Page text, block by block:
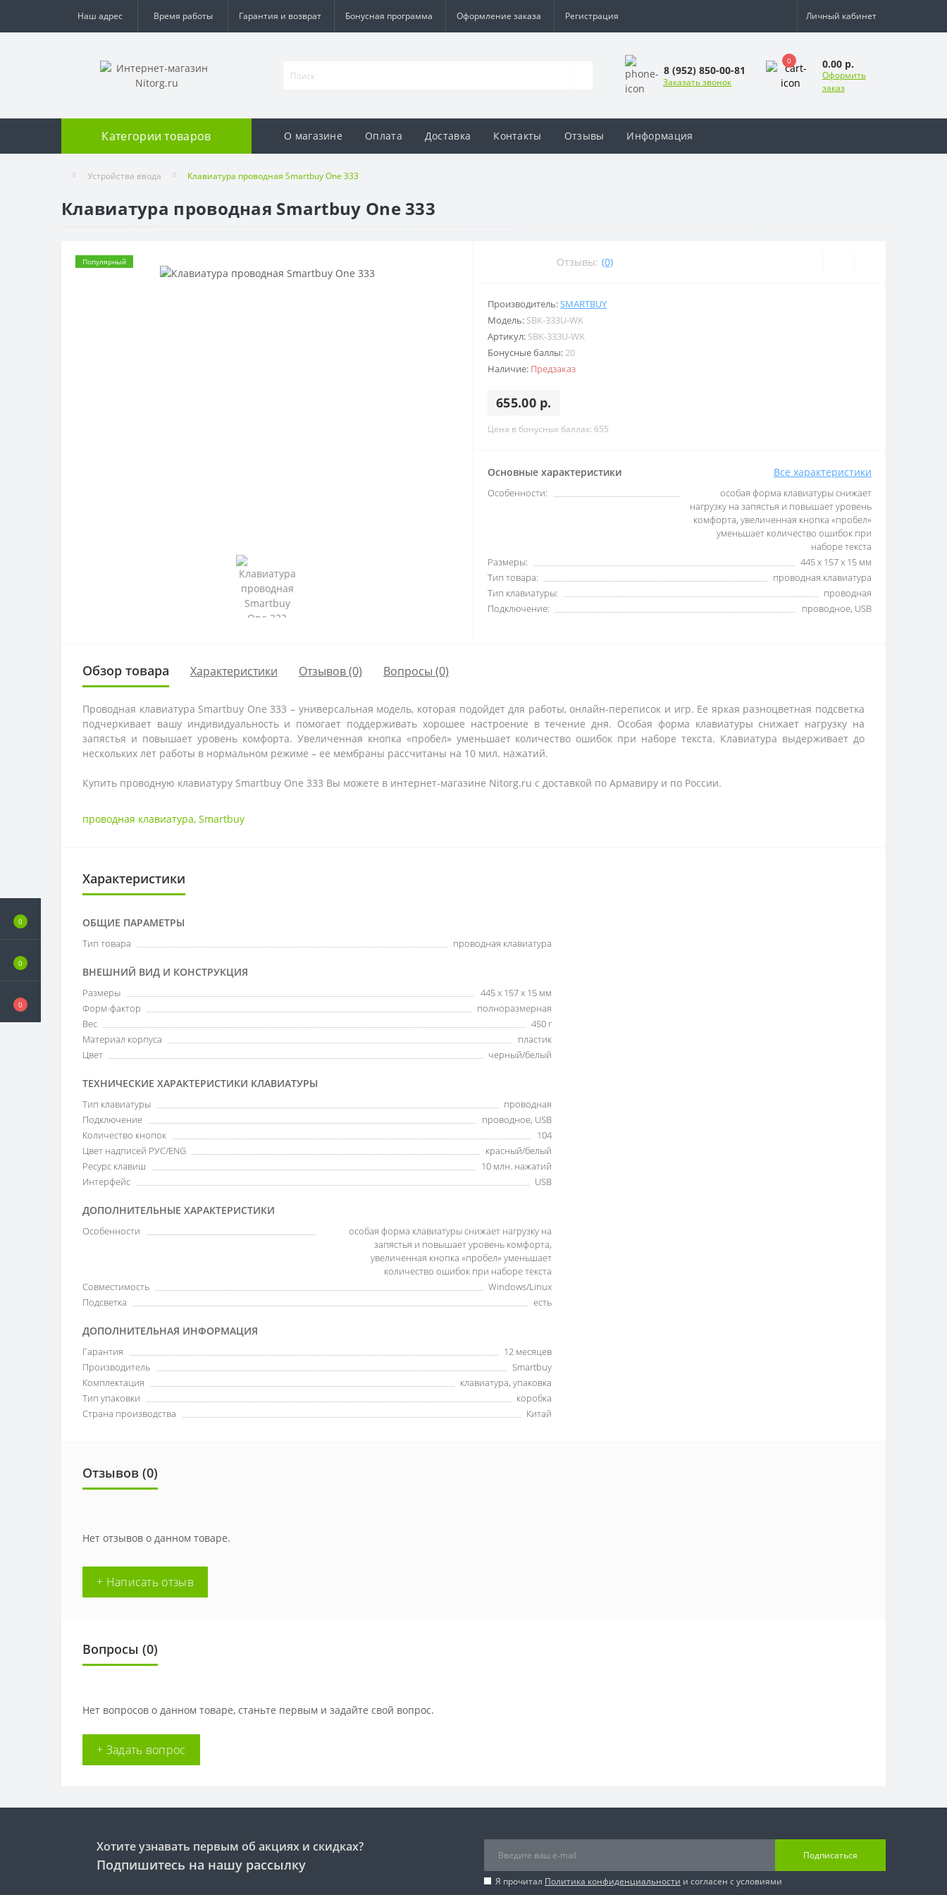
0
0
0
Наш адрес Время работы Гарантия и возврат Бонусная программа Оформление заказа Регистрация Личный кабинет
8 (952) 850-00-81
Заказать звонок
0 0.00 р.
Оформить
заказ
Категории товаров О магазине Оплата Доставка Контакты Отзывы Информация
Устройства ввода Клавиатура проводная Smartbuy One 333
Клавиатура проводная Smartbuy One 333
Популярный Отзывы: (0)
Производитель:SMARTBUY
Модель: SBK-333U-WK
Артикул: SBK-333U-WK
Бонусные баллы:20
Наличие: Предзаказ
655.00 р.
Цена в бонусных баллах: 655
Основные характеристики Все характеристики
Особенности:
особая форма клавиатуры снижает
нагрузку на запястья и повышает уровень
комфорта, увеличенная кнопка «пробел»
уменьшает количество ошибок при
наборе текста
Размеры:
445 х 157 х 15 мм
Тип товара:
проводная клавиатура
Тип клавиатуры:
проводная
Подключение:
проводное, USB
Обзор товара Характеристики Отзывов (0) Вопросы (0)
Проводная клавиатура Smartbuy One 333 – универсальная модель, которая подойдет для работы, онлайн-переписок и игр. Ее яркая разноцветная подсветка
подчеркивает вашу индивидуальность и помогает поддерживать хорошее настроение в течение дня. Особая форма клавиатуры снижает нагрузку на
запястья и повышает уровень комфорта. Увеличенная кнопка «пробел» уменьшает количество ошибок при наборе текста. Клавиатура выдерживает до
нескольких лет работы в нормальном режиме – ее мембраны рассчитаны на 10 мил. нажатий.
Купить проводную клавиатуру Smartbuy One 333 Вы можете в интернет-магазине Nitorg.ru с доставкой по Армавиру и по России.
проводная клавиатура, Smartbuy
Характеристики
ОБЩИЕ ПАРАМЕТРЫ
Тип товара проводная клавиатура
ВНЕШНИЙ ВИД И КОНСТРУКЦИЯ
Размеры
445 х 157 х 15 мм
Форм-фактор
полноразмерная
Вес
450 г
Материал корпуса
пластик
Цвет
черный/белый
ТЕХНИЧЕСКИЕ ХАРАКТЕРИСТИКИ КЛАВИАТУРЫ
Тип клавиатуры
проводная
Подключение
проводное, USB
Количество кнопок
104
Цвет надписей РУС/ENG
красный/белый
Ресурс клавиш
10 млн. нажатий
Интерфейс
USB
ДОПОЛНИТЕЛЬНЫЕ ХАРАКТЕРИСТИКИ
Особенности
особая форма клавиатуры снижает нагрузку на
запястья и повышает уровень комфорта,
увеличенная кнопка «пробел» уменьшает
количество ошибок при наборе текста
Совместимость
Windows/Linux
Подсветка
есть
ДОПОЛНИТЕЛЬНАЯ ИНФОРМАЦИЯ
Гарантия
12 месяцев
Производитель
Smartbuy
Комплектация
клавиатура, упаковка
Тип упаковки
коробка
Страна производства
Китай
Отзывов (0)
Нет отзывов о данном товаре.
+ Написать отзыв
Вопросы (0)
Нет вопросов о данном товаре, станьте первым и задайте свой вопрос.
+ Задать вопрос
Хотите узнавать первым об акциях и скидках?
Подпишитесь на нашу рассылку
Подписаться
Я прочитал Политика конфиденциальности и согласен с условиями